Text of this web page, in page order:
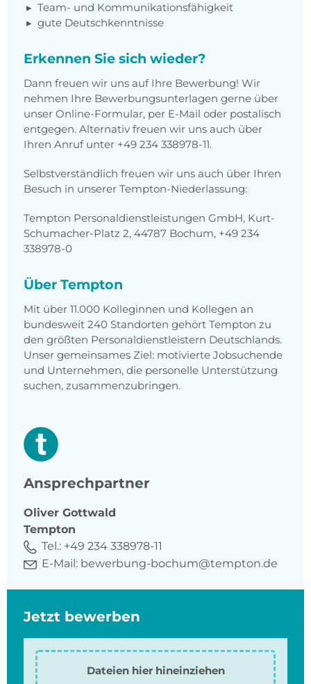
Team- und Kommunikationsfähigkeit
gute Deutschkenntnisse
Erkennen Sie sich wieder?
Dann freuen wir uns auf Ihre Bewerbung! Wir
nehmen Ihre Bewerbungsunterlagen gerne über
unser Online-Formular, per E-Mail oder postalisch
entgegen. Alternativ freuen wir uns auch über
Ihren Anruf unter +49 234 338978-11.
Selbstverständlich freuen wir uns auch über Ihren
Besuch in unserer Tempton-Niederlassung:
Tempton Personaldienstleistungen GmbH, Kurt-
Schumacher-Platz 2, 44787 Bochum, +49 234
338978-0
Über Tempton
Mit über 11.000 Kolleginnen und Kollegen an
bundesweit 240 Standorten gehört Tempton zu
den größten Personaldienstleistern Deutschlands.
Unser gemeinsames Ziel: motivierte Jobsuchende
und Unternehmen, die personelle Unterstützung
suchen, zusammenzubringen.
Ansprechpartner
Oliver Gottwald
Tempton
Tel.: +49 234 338978-11
E-Mail: bewerbung-bochum@tempton.de
Jetzt bewerben
Dateien hier hineinziehen